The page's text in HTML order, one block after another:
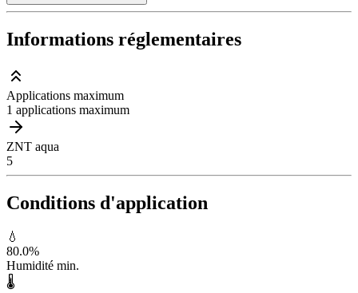
Informations réglementaires
Applications maximum
1 applications maximum
ZNT aqua
5
Conditions d'application
💧
80.0%
Humidité min.
🌡️